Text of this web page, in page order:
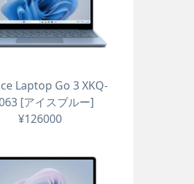
Laptop Go 3 XKQ-
[アイスブルー]
¥126000